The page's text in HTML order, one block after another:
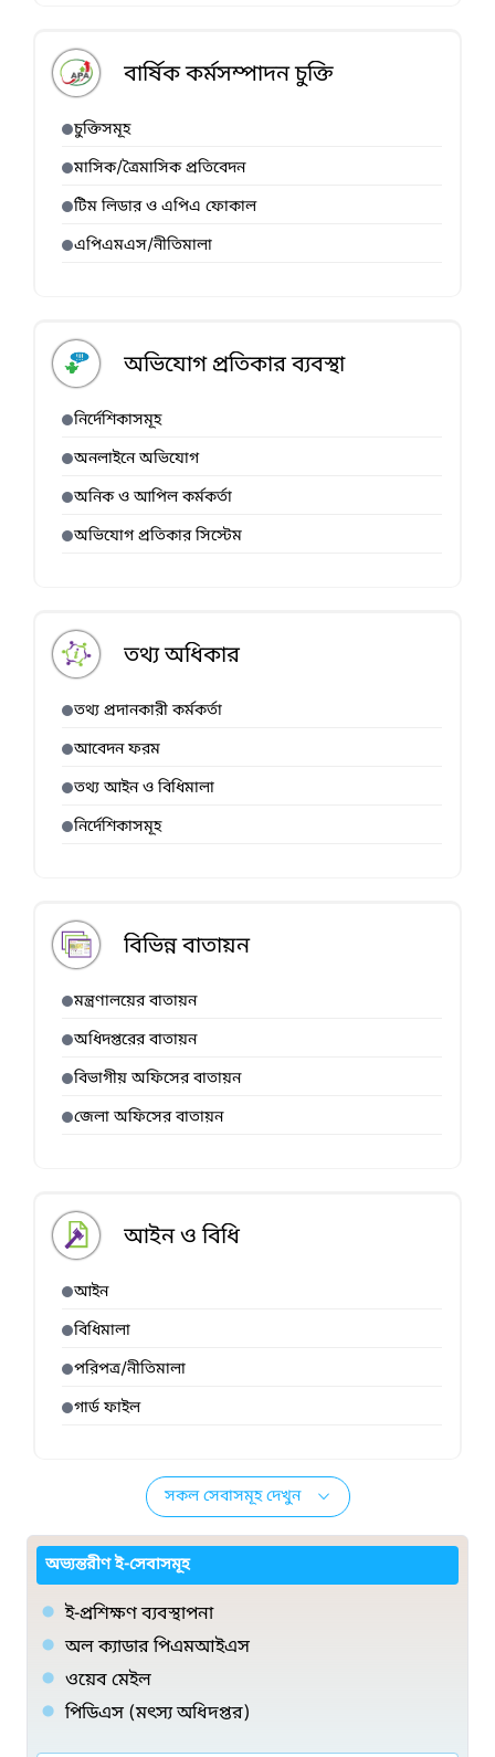
বার্ষিক কর্মসম্পাদন চুক্তি
চুক্তিসমূহ
মাসিক/ত্রৈমাসিক প্রতিবেদন
টিম লিডার ও এপিএ ফোকাল
এপিএমএস/নীতিমালা
অভিযোগ প্রতিকার ব্যবস্থা
নির্দেশিকাসমূহ
অনলাইনে অভিযোগ
অনিক ও আপিল কর্মকর্তা
অভিযোগ প্রতিকার সিস্টেম
তথ্য অধিকার
তথ্য প্রদানকারী কর্মকর্তা
আবেদন ফরম
তথ্য আইন ও বিধিমালা
নির্দেশিকাসমূহ
বিভিন্ন বাতায়ন
মন্ত্রণালয়ের বাতায়ন
অধিদপ্তরের বাতায়ন
বিভাগীয় অফিসের বাতায়ন
জেলা অফিসের বাতায়ন
আইন ও বিধি
আইন
বিধিমালা
পরিপত্র/নীতিমালা
গার্ড ফাইল
সকল সেবাসমূহ দেখুন
অভ্যন্তরীণ ই-সেবাসমূহ
ই-প্রশিক্ষণ ব্যবস্থাপনা
অল ক্যাডার পিএমআইএস
ওয়েব মেইল
পিডিএস (মৎস্য অধিদপ্তর)